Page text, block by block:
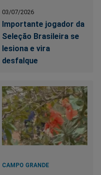
03/07/2026
Importante jogador da
Seleção Brasileira se
lesiona e vira
desfalque
CAMPO GRANDE